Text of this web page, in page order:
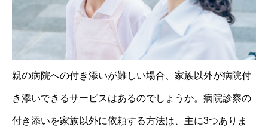
親の病院への付き添いが難しい場合、家族以外が病院付
き添いできるサービスはあるのでしょうか。病院診察の
付き添いを家族以外に依頼する方法は、主に3つありま